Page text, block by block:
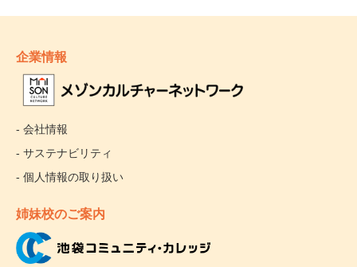
企業情報
- 会社情報
- サステナビリティ
- 個人情報の取り扱い
姉妹校のご案内